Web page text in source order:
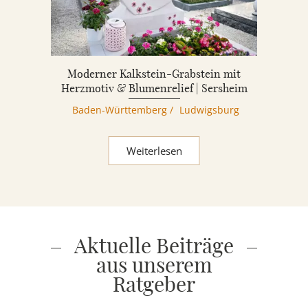
Moderner Kalkstein-Grabstein mit
Herzmotiv & Blumenrelief | Sersheim
Baden-Württemberg / Ludwigsburg
Weiterlesen
Aktuelle Beiträge
aus unserem
Ratgeber